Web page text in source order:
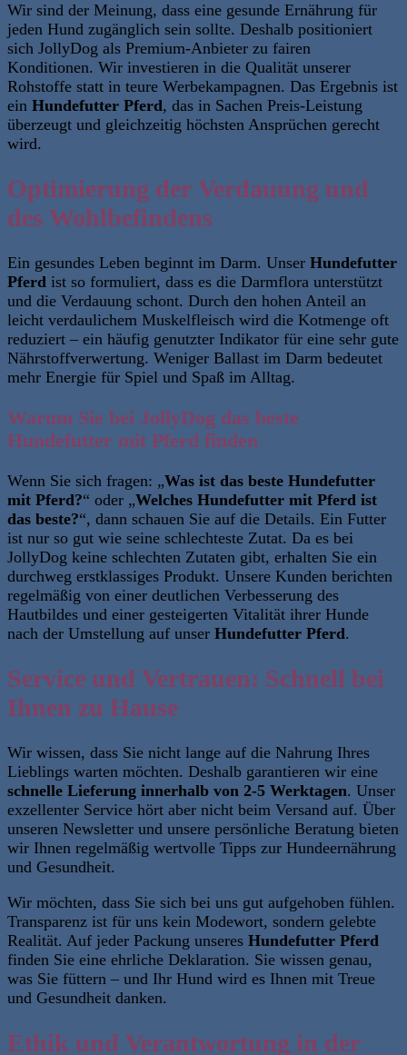
Wir sind der Meinung, dass eine gesunde Ernährung für
jeden Hund zugänglich sein sollte. Deshalb positioniert
sich JollyDog als Premium-Anbieter zu fairen
Konditionen. Wir investieren in die Qualität unserer
Rohstoffe statt in teure Werbekampagnen. Das Ergebnis ist
ein Hundefutter Pferd, das in Sachen Preis-Leistung
überzeugt und gleichzeitig höchsten Ansprüchen gerecht
wird.
Optimierung der Verdauung und
des Wohlbefindens
Ein gesundes Leben beginnt im Darm. Unser Hundefutter
Pferd ist so formuliert, dass es die Darmflora unterstützt
und die Verdauung schont. Durch den hohen Anteil an
leicht verdaulichem Muskelfleisch wird die Kotmenge oft
reduziert – ein häufig genutzter Indikator für eine sehr gute
Nährstoffverwertung. Weniger Ballast im Darm bedeutet
mehr Energie für Spiel und Spaß im Alltag.
Warum Sie bei JollyDog das beste
Hundefutter mit Pferd finden
Wenn Sie sich fragen: „Was ist das beste Hundefutter
mit Pferd?“ oder „Welches Hundefutter mit Pferd ist
das beste?“, dann schauen Sie auf die Details. Ein Futter
ist nur so gut wie seine schlechteste Zutat. Da es bei
JollyDog keine schlechten Zutaten gibt, erhalten Sie ein
durchweg erstklassiges Produkt. Unsere Kunden berichten
regelmäßig von einer deutlichen Verbesserung des
Hautbildes und einer gesteigerten Vitalität ihrer Hunde
nach der Umstellung auf unser Hundefutter Pferd.
Service und Vertrauen: Schnell bei
Ihnen zu Hause
Wir wissen, dass Sie nicht lange auf die Nahrung Ihres
Lieblings warten möchten. Deshalb garantieren wir eine
schnelle Lieferung innerhalb von 2-5 Werktagen. Unser
exzellenter Service hört aber nicht beim Versand auf. Über
unseren Newsletter und unsere persönliche Beratung bieten
wir Ihnen regelmäßig wertvolle Tipps zur Hundeernährung
und Gesundheit.
Wir möchten, dass Sie sich bei uns gut aufgehoben fühlen.
Transparenz ist für uns kein Modewort, sondern gelebte
Realität. Auf jeder Packung unseres Hundefutter Pferd
finden Sie eine ehrliche Deklaration. Sie wissen genau,
was Sie füttern – und Ihr Hund wird es Ihnen mit Treue
und Gesundheit danken.
Ethik und Verantwortung in der